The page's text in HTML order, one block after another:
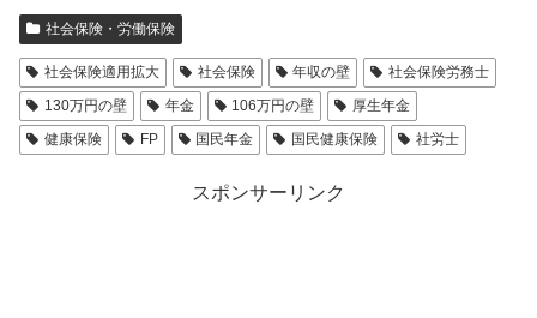
社会保険・労働保険
社会保険適用拡大 社会保険 年収の壁
社会保険労務士
130万円の壁
年金 106万円の壁
厚生年金
健康保険
FP 国民年金 国民健康保険 社労士
スポンサーリンク